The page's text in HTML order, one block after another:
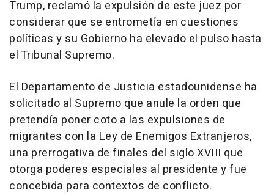
Trump, reclamó la expulsión de este juez por
considerar que se entrometía en cuestiones
políticas y su Gobierno ha elevado el pulso hasta
el Tribunal Supremo.
El Departamento de Justicia estadounidense ha
solicitado al Supremo que anule la orden que
pretendía poner coto a las expulsiones de
migrantes con la Ley de Enemigos Extranjeros,
una prerrogativa de finales del siglo XVIII que
otorga poderes especiales al presidente y fue
concebida para contextos de conflicto.